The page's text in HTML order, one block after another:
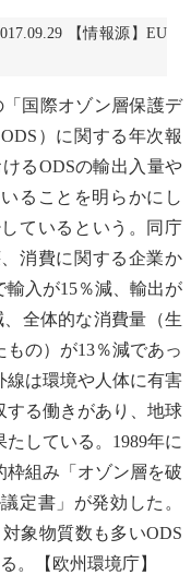
【情報源】EU
国際オゾン層保護デ
）に関する年次報
るODSの輸出入量や
ることを明らかにし
ているという。同庁
消費に関する企業か
輸入が15％減、輸出が
全体的な消費量（生
の）が13％減であっ
線は環境や人体に有害
する働きがあり、地球
たしている。1989年に
組み「 オゾン層を破
定書」が発効した。
象物質数も多いODS
。【欧州環境庁】